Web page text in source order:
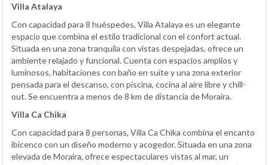
Villa Atalaya
Con capacidad para 8 huéspedes, Villa Atalaya es un elegante
espacio que combina el estilo tradicional con el confort actual.
Situada en una zona tranquila con vistas despejadas, ofrece un
ambiente relajado y funcional. Cuenta con espacios amplios y
luminosos, habitaciones con baño en suite y una zona exterior
pensada para el descanso, con piscina, cocina al aire libre y chill-
out. Se encuentra a menos de 8 km de distancia de Moraira.
Villa Ca Chika
Con capacidad para 8 personas, Villa Ca Chika combina el encanto
ibicenco con un diseño moderno y acogedor. Situada en una zona
elevada de Moraira, ofrece espectaculares vistas al mar, un